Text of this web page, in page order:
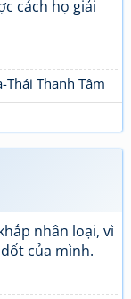
cách họ giải
Thanh Tâm
nhân loại, vì
của mình.